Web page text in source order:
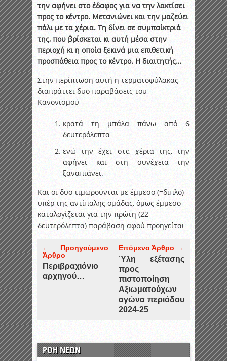
την αφήνει στο έδαφος για να την λακτίσει
προς το κέντρο. Μετανιώνει και την μαζεύει
πάλι με τα χέρια. Τη δίνει σε συμπαίκτριά
της, που βρίσκεται κι αυτή μέσα στην
περιοχή κι η οποία ξεκινά μια επιθετική
προσπάθεια προς το κέντρο. Η διαιτητής…
Στην περίπτωση αυτή η τερματοφύλακας
διαπράττει δυο παραβάσεις του
Κανονισμού
κρατά τη μπάλα πάνω από 6
δευτερόλεπτα
ενώ την έχει στα χέρια της, την
αφήνει και στη συνέχεια την
ξαναπιάνει.
Και οι δυο τιμωρούνται με έμμεσο (=διπλό)
υπέρ της αντίπαλης ομάδας, όμως έμμεσο
καταλογίζεται για την πρώτη (22
δευτερόλεπτα) παράβαση αφού προηγείται
← Προηγούμενο
Άρθρο
Περιβραχιόνιο
αρχηγού…
Επόμενο Άρθρο →
Ύλη εξέτασης
προς
πιστοποίηση
Αξιωματούχων
αγώνα περιόδου
2024-25
ΡΟΗ ΝΕΩΝ